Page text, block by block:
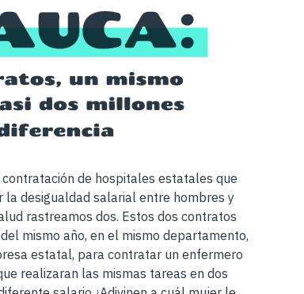
de hospitales estatales que
la desigualdad salarial entre hombres y
rastreamos dos. Estos dos contratos
mismo año, en el mismo departamento,
estatal, para contratar un enfermero
realizaran las mismas tareas en dos